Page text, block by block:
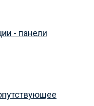
- панели